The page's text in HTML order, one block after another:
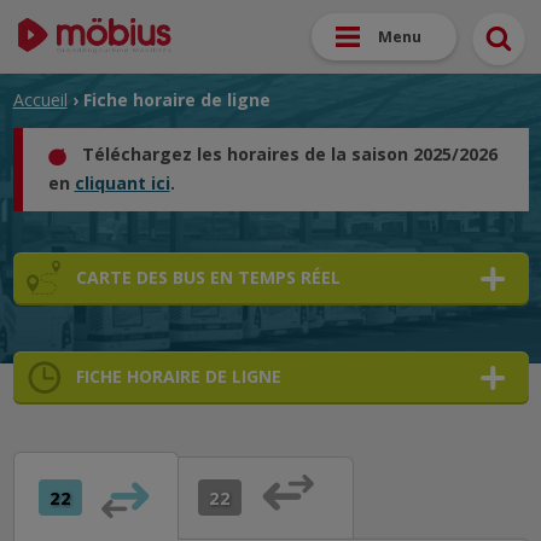
Menu
Accueil › Fiche horaire de ligne
Téléchargez les horaires de la saison 2025/2026
en cliquant ici.
CARTE DES BUS EN TEMPS RÉEL
FICHE HORAIRE DE LIGNE
22 ➜
➜ 22 ➜
➜